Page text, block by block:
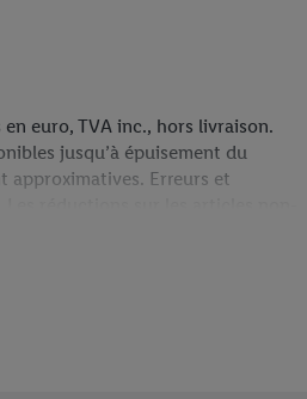
euro, TVA inc., hors livraison.
jusqu’à épuisement du
approximatives. Erreurs et
du prix du webshop (s’ils sont